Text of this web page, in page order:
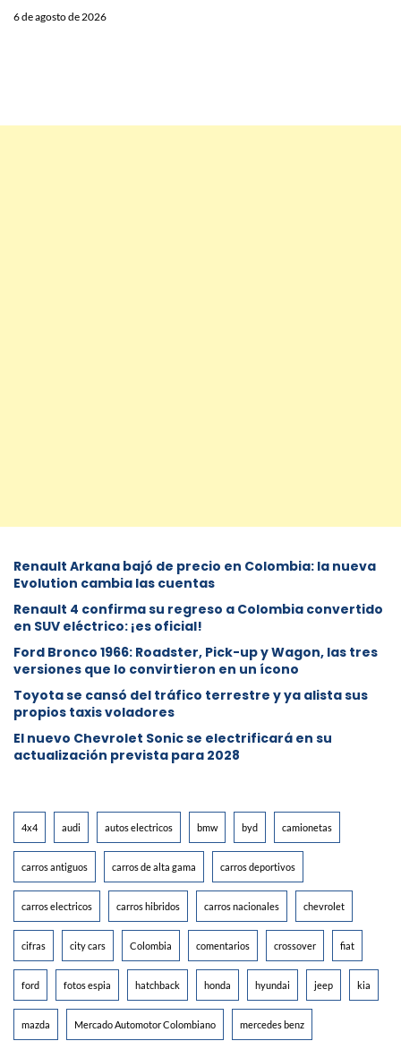
6 de agosto de 2026
Renault Arkana bajó de precio en Colombia: la nueva
Evolution cambia las cuentas
Renault 4 confirma su regreso a Colombia convertido
en SUV eléctrico: ¡es oficial!
Ford Bronco 1966: Roadster, Pick-up y Wagon, las tres
versiones que lo convirtieron en un ícono
Toyota se cansó del tráfico terrestre y ya alista sus
propios taxis voladores
El nuevo Chevrolet Sonic se electrificará en su
actualización prevista para 2028
4x4 audi autos electricos bmw byd camionetas
carros antiguos carros de alta gama carros deportivos
carros electricos carros hibridos carros nacionales chevrolet
cifras city cars Colombia comentarios crossover fiat
ford fotos espia hatchback honda hyundai jeep kia
mazda Mercado Automotor Colombiano mercedes benz